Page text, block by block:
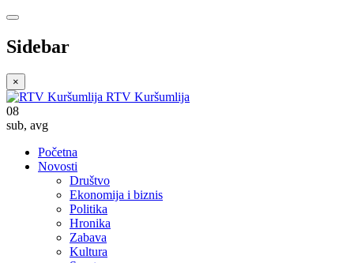
Sidebar
×
RTV Kuršumlija
08
sub, avg
Početna
Novosti
Društvo
Ekonomija i biznis
Politika
Hronika
Zabava
Kultura